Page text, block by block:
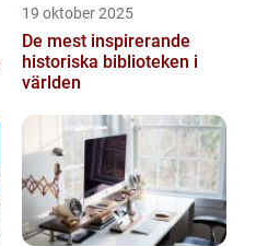
19 oktober 2025
De mest inspirerande
historiska biblioteken i
världen